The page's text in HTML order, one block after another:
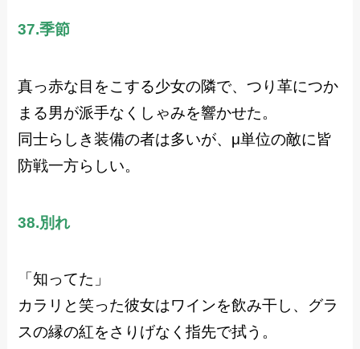
37.季節
真っ赤な目をこする少女の隣で、つり革につか
まる男が派手なくしゃみを響かせた。
同士らしき装備の者は多いが、μ単位の敵に皆
防戦一方らしい。
38.別れ
「知ってた」
カラリと笑った彼女はワインを飲み干し、グラ
スの縁の紅をさりげなく指先で拭う。